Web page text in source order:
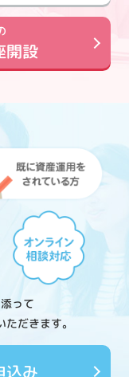
開設
って
だきます。
込み